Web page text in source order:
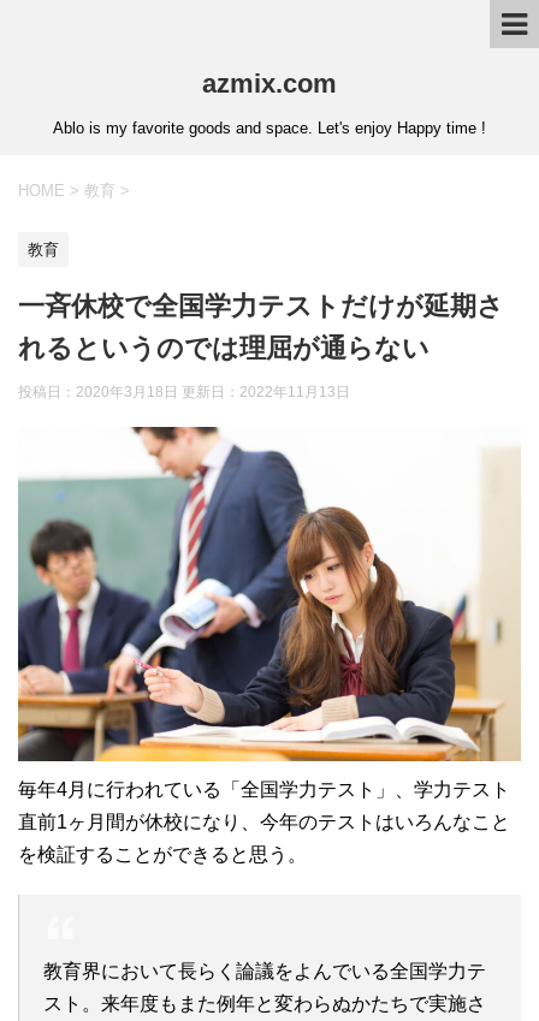
azmix.com
Ablo is my favorite goods and space. Let's enjoy Happy time !
HOME > 教育 >
教育
一斉休校で全国学力テストだけが延期さ
れるというのでは理屈が通らない
投稿日：2020年3月18日 更新日： 2022年11月13日
毎年4月に行われている「全国学力テスト」、学力テスト
直前1ヶ月間が休校になり、今年のテストはいろんなこと
を検証することができると思う。
教育界において長らく論議をよんでいる全国学力テ
スト。来年度もまた例年と変わらぬかたちで実施さ